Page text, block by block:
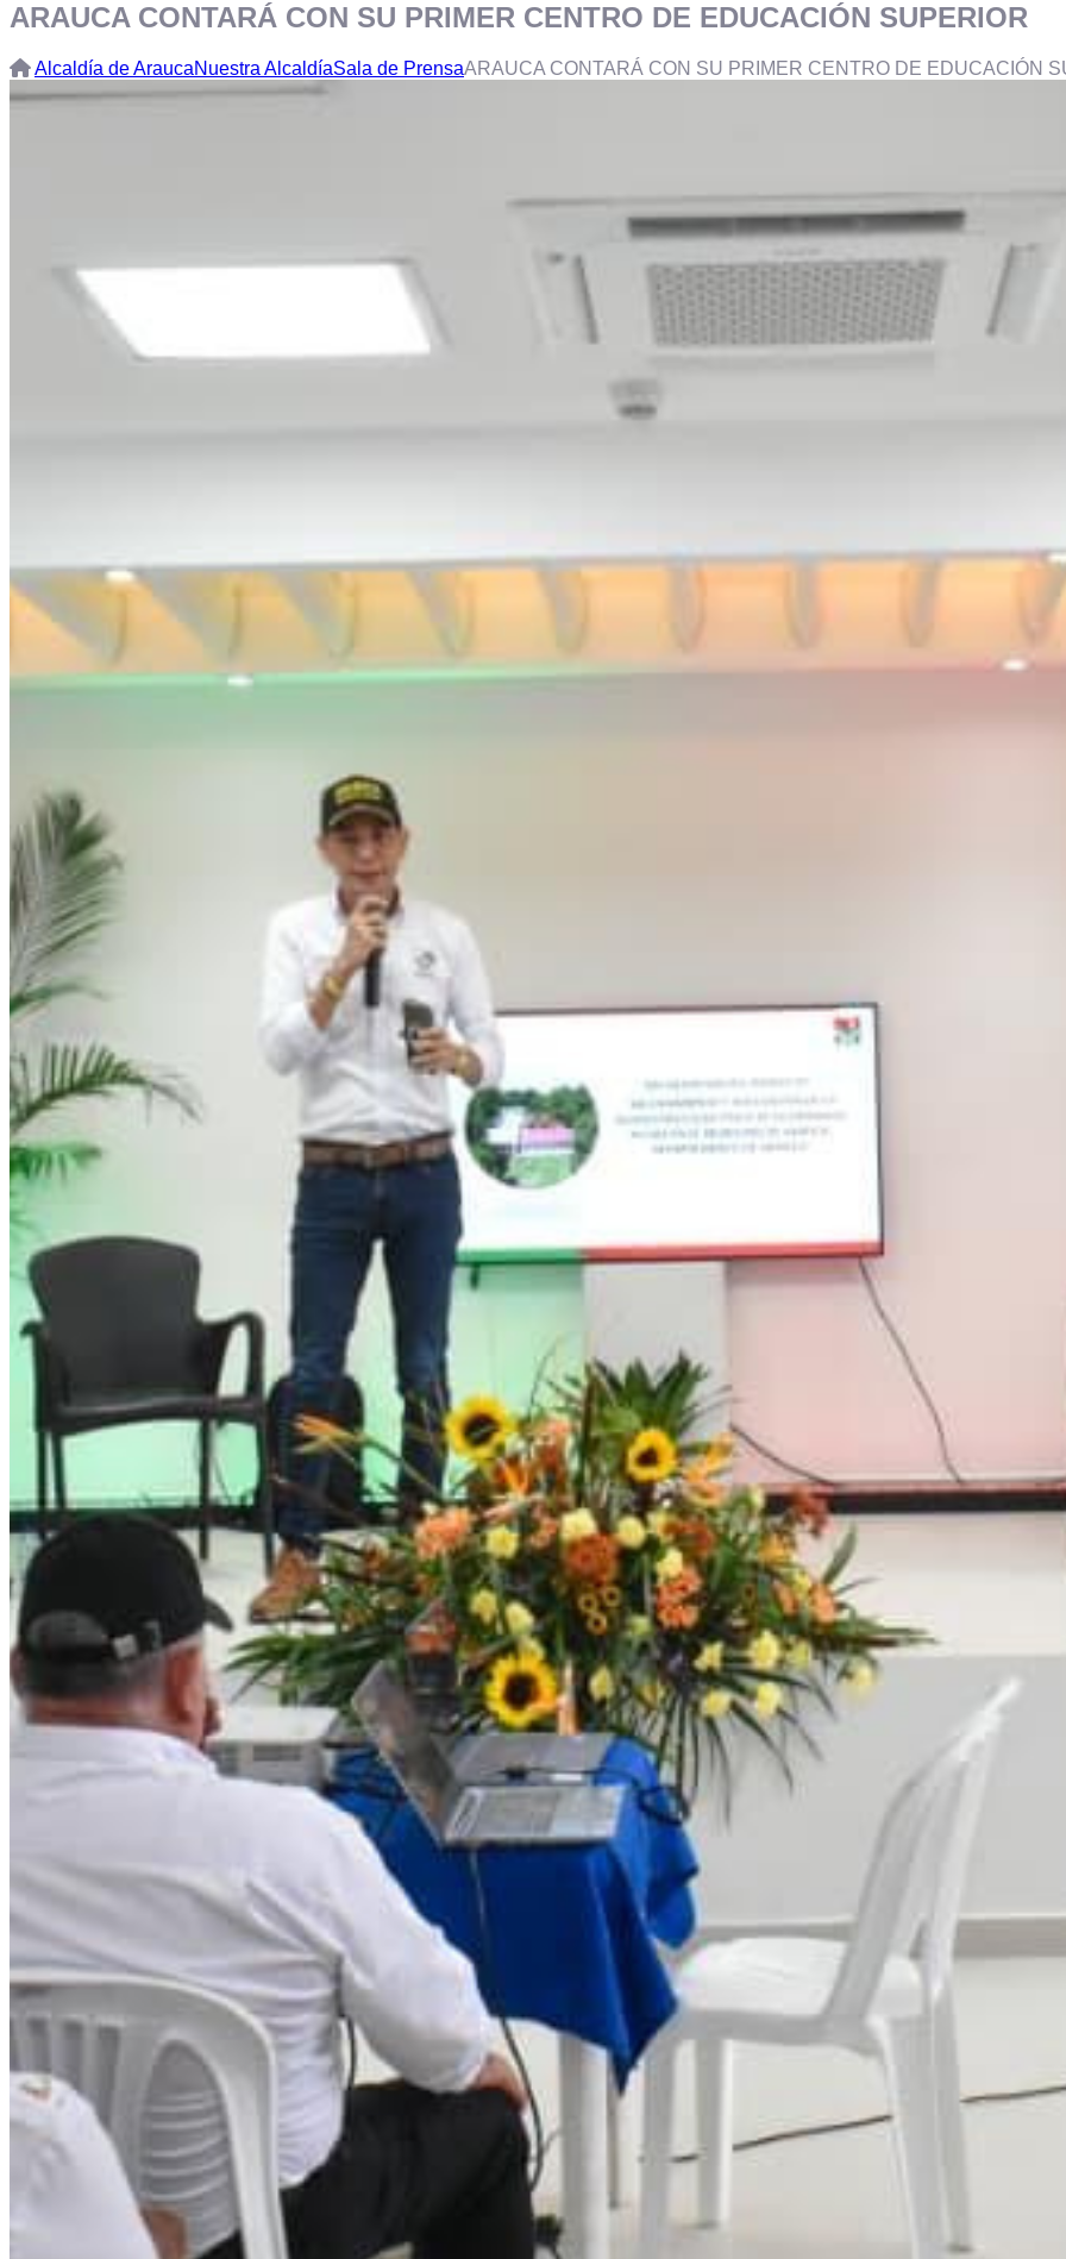
ARAUCA CONTARÁ CON SU PRIMER CENTRO DE EDUCACIÓN SUPERIOR
Alcaldía de AraucaNuestra AlcaldíaSala de PrensaARAUCA CONTARÁ CON SU PRIMER CENTRO DE EDUCACIÓN